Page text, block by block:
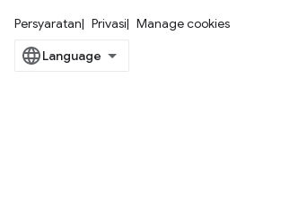
Persyaratan Privasi Manage cookies